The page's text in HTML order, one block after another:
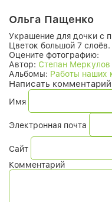
Ольга Пащенко
Украшение для дочки с
Цветок большой 7 слоёв.
Оцените фотографию:
Автор: Степан Меркулов
Альбомы: Работы наших
Написать комментарий
Имя
Электронная почта
Сайт
Комментарий